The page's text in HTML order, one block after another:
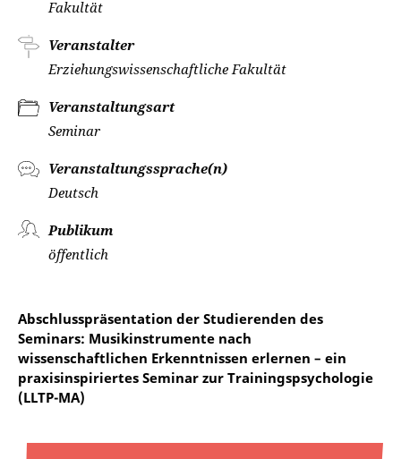
Fakultät
Veranstalter
Erziehungswissenschaftliche Fakultät
Veranstaltungsart
Seminar
Veranstaltungssprache(n)
Deutsch
Publikum
öffentlich
Abschlusspräsentation der Studierenden des
Seminars: Musikinstrumente nach
wissenschaftlichen Erkenntnissen erlernen – ein
praxisinspiriertes Seminar zur Trainingspsychologie
(LLTP-MA)